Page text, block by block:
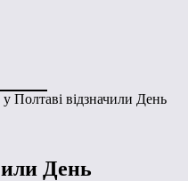
Полтаві відзначили День
День